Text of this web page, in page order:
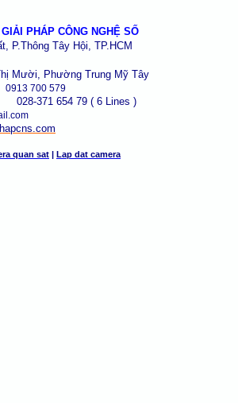
PHÁP CÔNG NGHỆ SỐ
P.Thông Tây Hội, TP.HCM
Mười, Phường Trung Mỹ Tây
700 579
371 654 79 ( 6 Lines )
cns.com
quan sat | Lap dat camera